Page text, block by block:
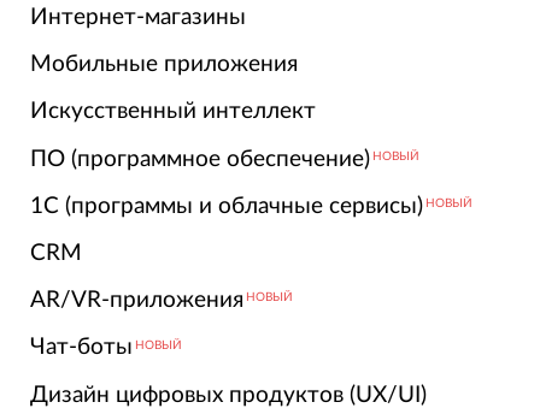
Интернет-магазины
Мобильные приложения
Искусственный интеллект
ПО (программное обеспечение) НОВЫЙ
1С (программы и облачные сервисы) НОВЫЙ
CRM
AR/VR-приложения НОВЫЙ
Чат-боты НОВЫЙ
Дизайн цифровых продуктов (UX/UI)